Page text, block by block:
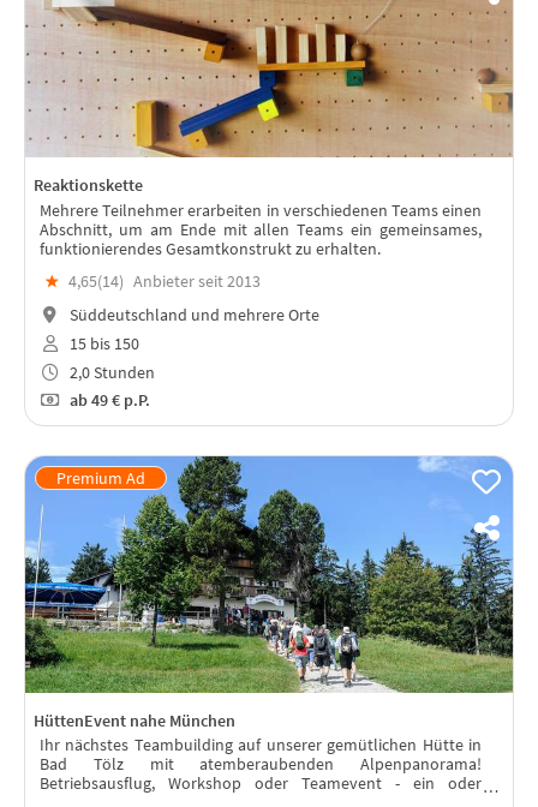
Reaktionskette
Mehrere Teilnehmer erarbeiten in verschiedenen Teams einen
Abschnitt, um am Ende mit allen Teams ein gemeinsames,
funktionierendes Gesamtkonstrukt zu erhalten.
★ 4,65(14) Anbieter seit 2013
Süddeutschland und mehrere Orte
15 bis 150
2,0 Stunden
ab49 € p.P.
HüttenEvent nahe München
Ihr nächstes Teambuilding auf unserer gemütlichen Hütte in
Bad Tölz mit atemberaubenden Alpenpanorama!
Betriebsausflug, Workshop oder Teamevent - ein oder